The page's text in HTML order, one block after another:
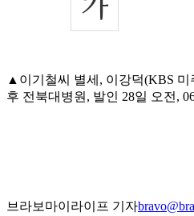
▲이기철씨 별세, 이강덕(KBS 미
후 전북대병원, 발인 28일 오전,
브라보마이라이프 기자